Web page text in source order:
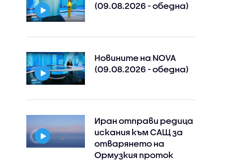
(09.08.2026 - обедна)
Новините на NOVA
(09.08.2026 - обедна)
Иран отправи редица
искания към САЩ за
отварянето на
Ормузкия проток